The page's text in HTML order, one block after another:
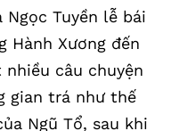
Tuyền lễ bái
Hành Xương đến
câu chuyện
gian trá như thế
Ngũ Tổ, sau khi